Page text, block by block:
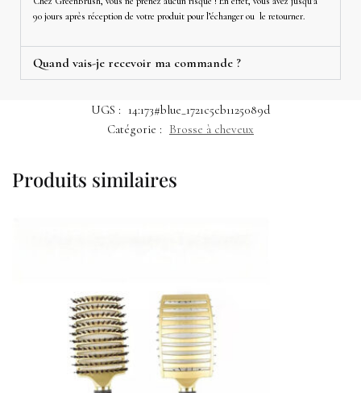
90 jours après réception de votre produit pour l’échanger ou le retourner.
Quand vais-je recevoir ma commande ?
UGS :
14:173#blue_1721c5cb1125089d
Catégorie :
Brosse à cheveux
Produits similaires